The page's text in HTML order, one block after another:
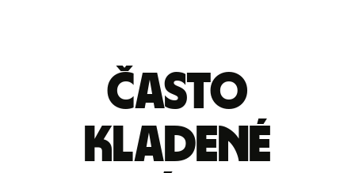
Často
kladené